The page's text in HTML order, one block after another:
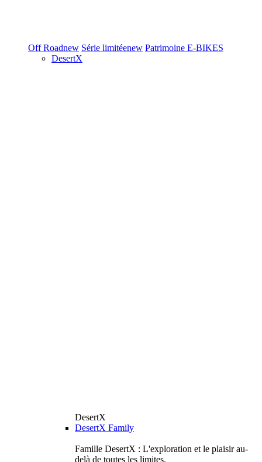
Off Roadnew Série limitéenew Patrimoine E-BIKES
DesertX
DesertX
DesertX Family
Famille DesertX : L'exploration et le plaisir au-
delà de toutes les limites.